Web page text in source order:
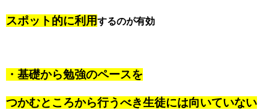
スポット的に利用するのが有効
・基礎から勉強のペースを
つかむところから行うべき生徒には向いていない